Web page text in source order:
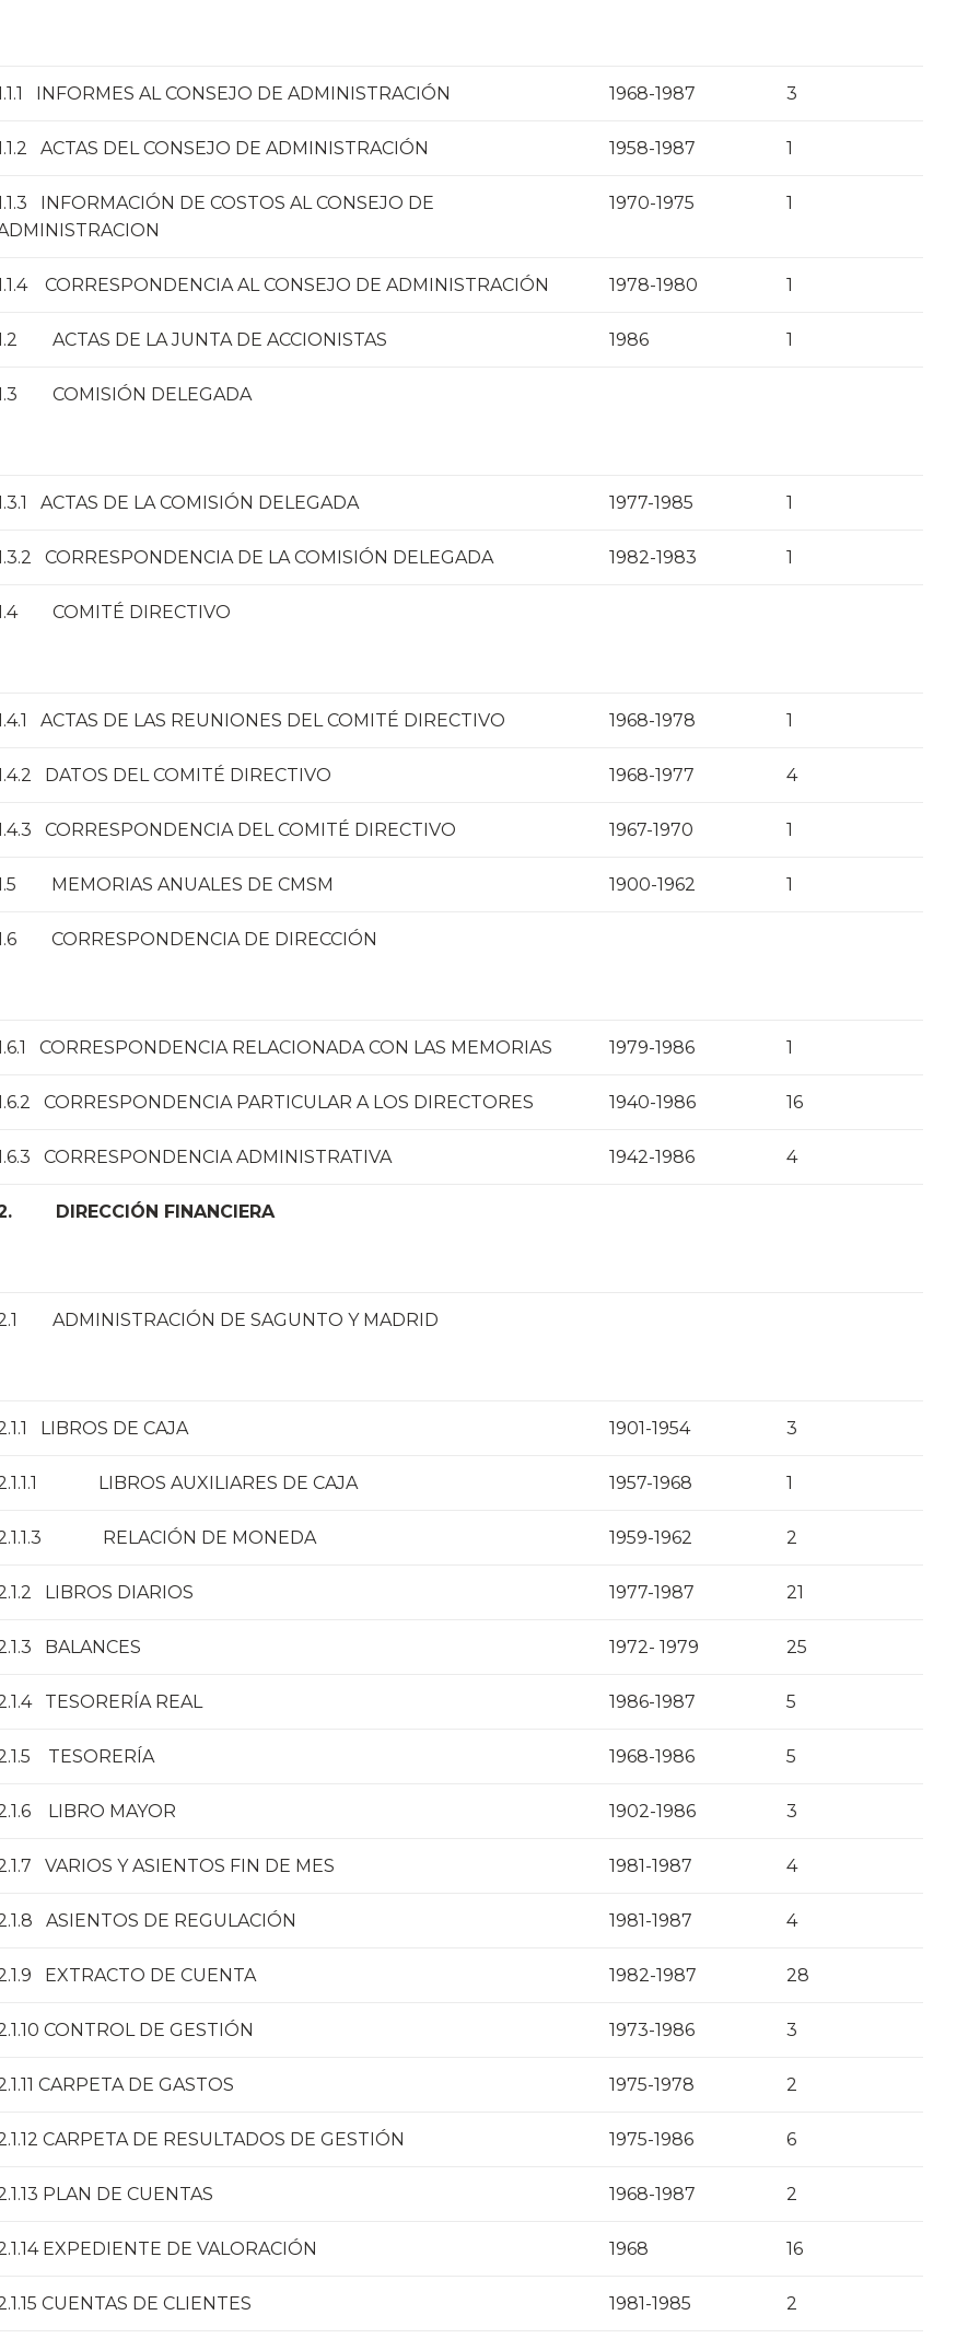
INFORMES AL CONSEJO DE ADMINISTRACIÓN 1968-1987 3
ACTAS DEL CONSEJO DE ADMINISTRACIÓN 1958-1987 1
INFORMACIÓN DE COSTOS AL CONSEJO DE
1970-1975 1
CORRESPONDENCIA AL CONSEJO DE ADMINISTRACIÓN 1978-1980 1
ACTAS DE LA JUNTA DE ACCIONISTAS 1986 1
COMISIÓN DELEGADA
ACTAS DE LA COMISIÓN DELEGADA 1977-1985 1
CORRESPONDENCIA DE LA COMISIÓN DELEGADA 1982-1983 1
COMITÉ DIRECTIVO
ACTAS DE LAS REUNIONES DEL COMITÉ DIRECTIVO 1968-1978 1
DATOS DEL COMITÉ DIRECTIVO 1968-1977 4
CORRESPONDENCIA DEL COMITÉ DIRECTIVO 1967-1970 1
MEMORIAS ANUALES DE CMSM 1900-1962 1
CORRESPONDENCIA DE DIRECCIÓN
CORRESPONDENCIA RELACIONADA CON LAS MEMORIAS 1979-1986 1
CORRESPONDENCIA PARTICULAR A LOS DIRECTORES 1940-1986 16
CORRESPONDENCIA ADMINISTRATIVA 1942-1986 4
DIRECCIÓN FINANCIERA
ADMINISTRACIÓN DE SAGUNTO Y MADRID
LIBROS DE CAJA 1901-1954 3
LIBROS AUXILIARES DE CAJA 1957-1968 1
RELACIÓN DE MONEDA 1959-1962 2
LIBROS DIARIOS 1977-1987 21
BALANCES 1972- 1979 25
TESORERÍA REAL 1986-1987 5
TESORERÍA 1968-1986 5
LIBRO MAYOR 1902-1986 3
VARIOS Y ASIENTOS FIN DE MES 1981-1987 4
ASIENTOS DE REGULACIÓN 1981-1987 4
EXTRACTO DE CUENTA 1982-1987 28
CONTROL DE GESTIÓN 1973-1986 3
CARPETA DE GASTOS 1975-1978 2
CARPETA DE RESULTADOS DE GESTIÓN 1975-1986 6
PLAN DE CUENTAS 1968-1987 2
EXPEDIENTE DE VALORACIÓN 1968 16
CUENTAS DE CLIENTES 1981-1985 2